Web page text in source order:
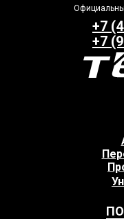
+7
+7